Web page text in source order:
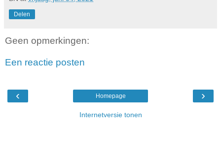
Delen
Geen opmerkingen:
Een reactie posten
‹ ›
Homepage
Internetversie tonen